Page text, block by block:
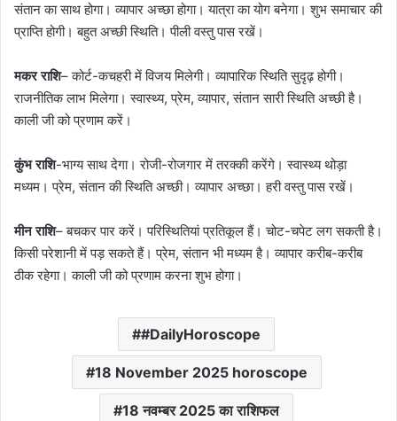
संतान का साथ होगा। व्यापार अच्छा होगा। यात्रा का योग बनेगा। शुभ समाचार की
प्राप्ति होगी। बहुत अच्छी स्थिति। पीली वस्तु पास रखें।
मकर राशि– कोर्ट-कचहरी में विजय मिलेगी। व्यापारिक स्थिति सुदृढ़ होगी।
राजनीतिक लाभ मिलेगा। स्वास्थ्य, प्रेम, व्यापार, संतान सारी स्थिति अच्छी है।
काली जी को प्रणाम करें।
कुंभ राशि-भाग्य साथ देगा। रोजी-रोजगार में तरक्की करेंगे। स्वास्थ्य थोड़ा
मध्यम। प्रेम, संतान की स्थिति अच्छी। व्यापार अच्छा। हरी वस्तु पास रखें।
मीन राशि– बचकर पार करें। परिस्थितियां प्रतिकूल हैं। चोट-चपेट लग सकती है।
किसी परेशानी में पड़ सकते हैं। प्रेम, संतान भी मध्यम है। व्यापार करीब-करीब
ठीक रहेगा। काली जी को प्रणाम करना शुभ होगा।
#DailyHoroscope
18 November 2025 horoscope
18 नवम्बर 2025 का राशिफल